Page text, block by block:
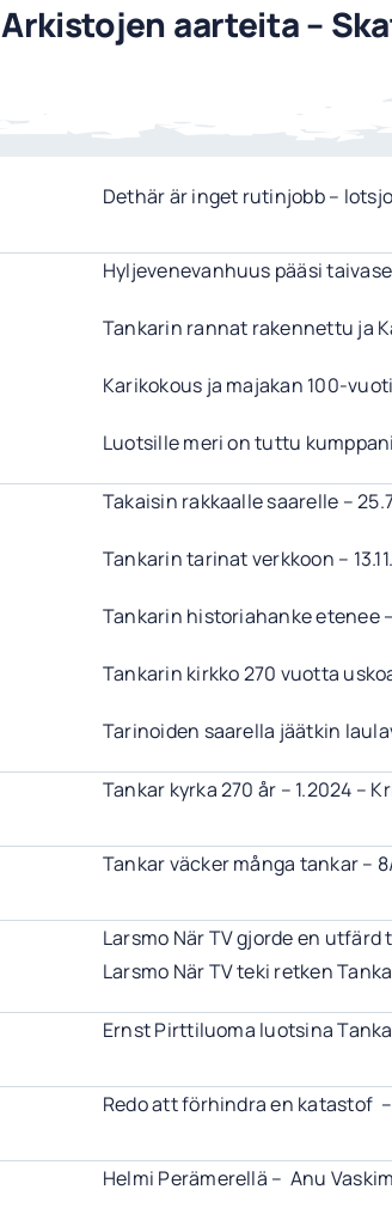
Arkistojen aarteita –
Dethär är inget rutinjobb –
Hyljevenevanhuus pääsi
Tankarin rannat rakennettu ja
Karikokous ja majakan 100-
Luotsille meri on tuttu
Takaisin rakkaalle saarelle –
Tankarin tarinat verkkoon –
Tankarin historiahanke etenee
Tankarin kirkko 270 vuotta
Tarinoiden saarella jäätkin
Tankar kyrka 270 år – 1.2024 –
Tankar väcker många tankar –
Larsmo När TV gjorde en utfärd
Larsmo När TV teki retken
Ernst Pirttiluoma luotsina
Redo att förhindra en katastof
Helmi Perämerellä – Anu